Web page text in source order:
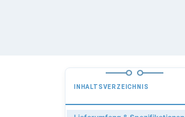
INHALTSVERZEICHNIS